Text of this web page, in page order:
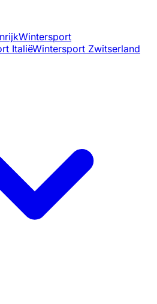
Wintersport
ItaliëWintersport Zwitserland